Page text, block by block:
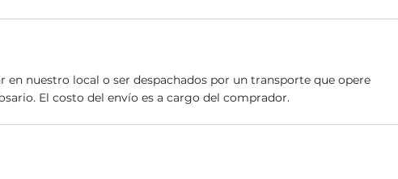
en nuestro local o ser despachados por un transporte que opere
El costo del envío es a cargo del comprador.